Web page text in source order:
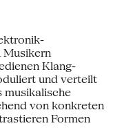
Musikern
Klang-
und verteilt
musikalische
von konkreten
Formen